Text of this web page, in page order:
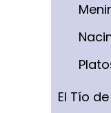
El Tío